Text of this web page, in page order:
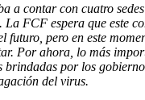
a contar con cuatro
La FCF espera que este
futuro, pero en este
Por ahora, lo más
brindadas por los
del virus.